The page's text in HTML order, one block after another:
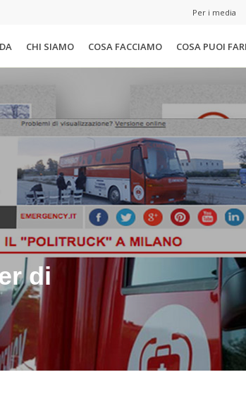
Per i media
CHI SIAMO COSA FACCIAMO COSA PUOI
di